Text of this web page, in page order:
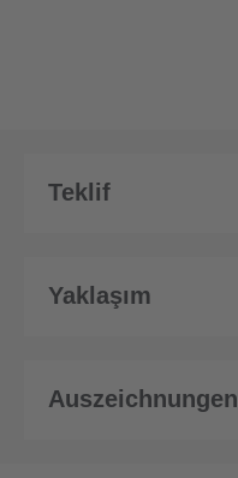
Teklif
Yaklaşım
Auszeichnungen